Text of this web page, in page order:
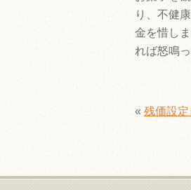
り、不健
金を惜し
れば怒鳴
« 残価設